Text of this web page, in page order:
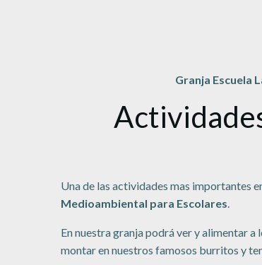
Granja Escuela
Una de las actividades mas importantes
Medioambiental para Escolares.
En nuestra granja podrá ver y alimentar a
montar en nuestros famosos burritos y